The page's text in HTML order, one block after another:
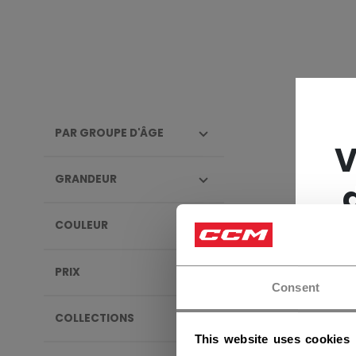
Consent
This website uses cookies
PAR GROUPE D'ÂGE
GRANDEUR
COULEUR
PRIX
COLLECTIONS